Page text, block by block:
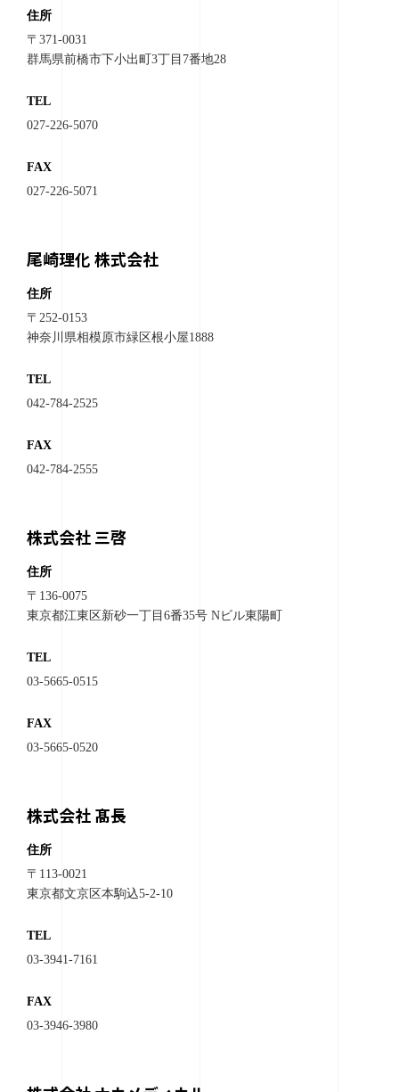
住所
〒371-0031
群馬県前橋市下小出町3丁目7番地28
TEL
027-226-5070
FAX
027-226-5071
尾崎理化 株式会社
住所
〒252-0153
神奈川県相模原市緑区根小屋1888
TEL
042-784-2525
FAX
042-784-2555
株式会社 三啓
住所
〒136-0075
東京都江東区新砂一丁目6番35号 Nビル東陽町
TEL
03-5665-0515
FAX
03-5665-0520
株式会社 髙長
住所
〒113-0021
東京都文京区本駒込5-2-10
TEL
03-3941-7161
FAX
03-3946-3980